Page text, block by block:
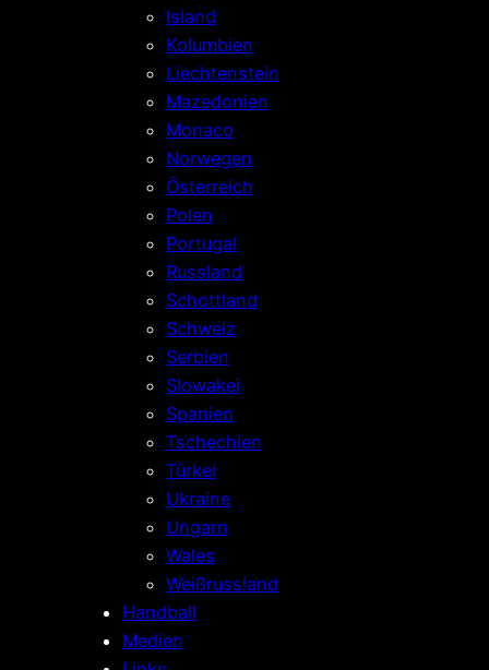
Island
Kolumbien
Liechtenstein
Mazedonien
Monaco
Norwegen
Österreich
Polen
Portugal
Russland
Schottland
Schweiz
Serbien
Slowakei
Spanien
Tschechien
Türkei
Ukraine
Ungarn
Wales
Weißrussland
Handball
Medien